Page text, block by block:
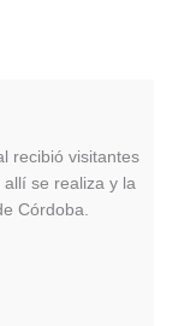
recibió visitantes
se realiza y la
Córdoba.